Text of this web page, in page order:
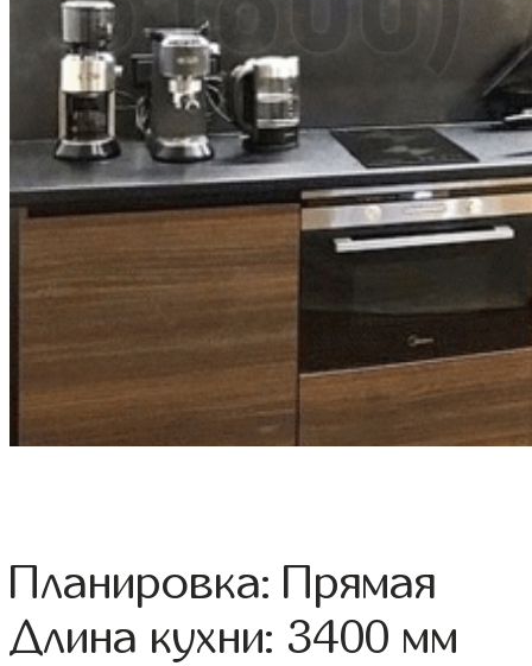
Планировка: Прямая
Длина кухни: 3400 мм